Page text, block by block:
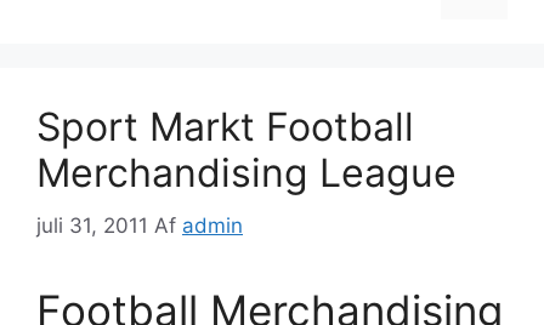
Sport Markt Football
Merchandising League
juli 31, 2011 Af admin
Football Merchandising